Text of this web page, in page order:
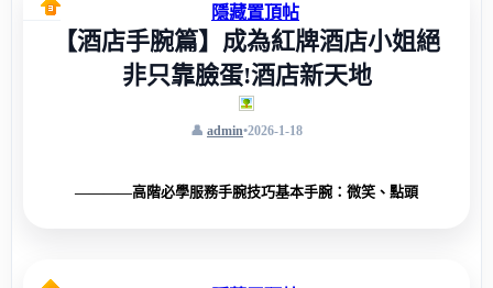
隱藏置頂帖
【酒店手腕篇】成為紅牌酒店小姐絕
非只靠臉蛋!酒店新天地
admin•2026-1-18
————高階必學服務手腕技巧基本手腕：微笑、點頭